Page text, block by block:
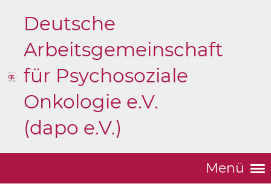
Deutsche
Arbeitsgemeinschaft
für Psychosoziale
Onkologie e.V.
(dapo e.V.)
Menü